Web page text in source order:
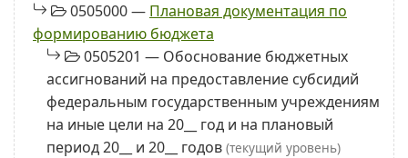
0505000 — Плановая документация по
формированию бюджета
0505201 — Обоснование бюджетных
ассигнований на предоставление субсидий
федеральным государственным учреждениям
на иные цели на 20__ год и на плановый
период 20__ и 20__ годов (текущий уровень)